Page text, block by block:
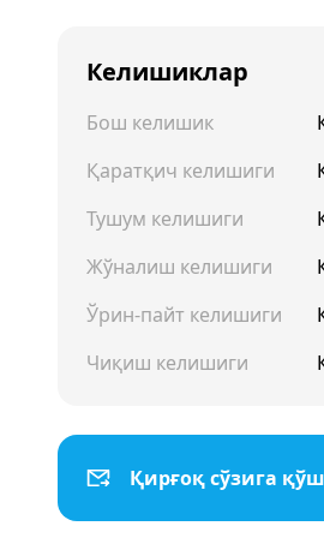
Келишиклар
Бош келишик
Қаратқич келишиги
Тушум келишиги
Жўналиш келишиги
Ўрин-пайт келишиги
Чиқиш келишиги
Қирғоқ сўзига